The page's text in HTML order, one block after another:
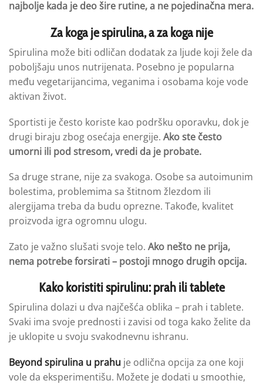
najbolje kada je deo šire rutine, a ne pojedinačna mera.
Za koga je spirulina, a za koga nije
Spirulina može biti odličan dodatak za ljude koji žele da
poboljšaju unos nutrijenata. Posebno je popularna
među vegetarijancima, veganima i osobama koje vode
aktivan život.
Sportisti je često koriste kao podršku oporavku, dok je
drugi biraju zbog osećaja energije. Ako ste često
umorni ili pod stresom, vredi da je probate.
Sa druge strane, nije za svakoga. Osobe sa autoimunim
bolestima, problemima sa štitnom žlezdom ili
alergijama treba da budu oprezne. Takođe, kvalitet
proizvoda igra ogromnu ulogu.
Zato je važno slušati svoje telo. Ako nešto ne prija,
nema potrebe forsirati – postoji mnogo drugih opcija.
Kako koristiti spirulinu: prah ili tablete
Spirulina dolazi u dva najčešća oblika – prah i tablete.
Svaki ima svoje prednosti i zavisi od toga kako želite da
je uklopite u svoju svakodnevnu ishranu.
Beyond spirulina u prahu je odlična opcija za one koji
vole da eksperimentišu. Možete je dodati u smoothie,